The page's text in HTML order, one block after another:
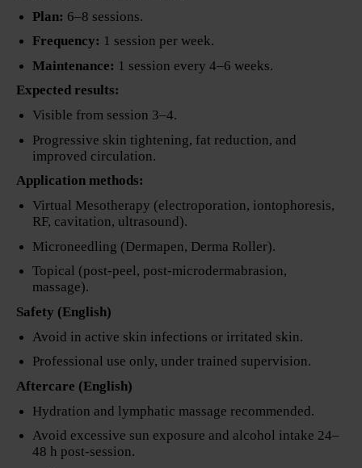
Plan: 6–8 sessions.
Frequency: 1 session per week.
Maintenance: 1 session every 4–6 weeks.
Expected results:
Visible from session 3–4.
Progressive skin tightening, fat reduction, and
improved circulation.
Application methods:
Virtual Mesotherapy (electroporation, iontophoresis,
RF, cavitation, ultrasound).
Microneedling (Dermapen, Derma Roller).
Topical (post-peel, post-microdermabrasion,
massage).
Safety (English)
Avoid in active skin infections or irritated skin.
Professional use only, under trained supervision.
Aftercare (English)
Hydration and lymphatic massage recommended.
Avoid excessive sun exposure and alcohol intake 24–
48 h post-session.